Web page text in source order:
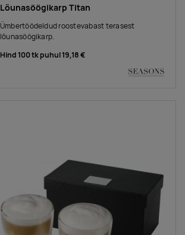
Lõunasöögikarp Titan
Ümbertöödeldud roostevabast terasest
lõunasöögikarp.
Hind 100 tk puhul19,18 €